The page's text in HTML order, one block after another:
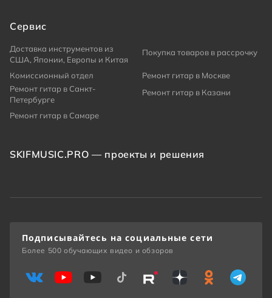
Сервис
Доставка инструментов из
США, Японии, Европы и Китая
Покупка товаров в рассрочку
Комиссионный отдел
Ремонт гитар в Москве
Ремонт гитар в Санкт-
Петербурге
Ремонт гитар в Казани
Ремонт гитар в Самаре
SKIFMUSIC.PRO — проекты и решения
Подписывайтесь на социальные сети
Более 500 обучающих видео и обзоров